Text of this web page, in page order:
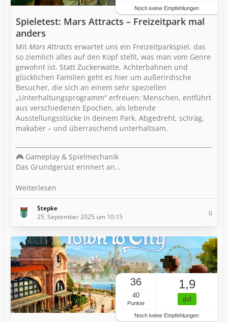
Noch keine Empfehlungen
Spieletest: Mars Attracts – Freizeitpark mal
anders
Mit Mars Attracts erwartet uns ein Freizeitparkspiel, das
so ziemlich alles auf den Kopf stellt, was man vom Genre
gewohnt ist. Statt Zuckerwatte, Achterbahnen und
glücklichen Familien geht es hier um außerirdische
Besucher, die sich an einem sehr speziellen
„Unterhaltungsprogramm“ erfreuen: Menschen, entführt
aus verschiedenen Epochen, als lebende
Ausstellungsstücke in deinem Park. Abgedreht, schräg,
makaber – und überraschend unterhaltsam.
🎮 Gameplay & Spielmechanik
Das Grundgerüst erinnert an…
Weiterlesen
Stepke
25. September 2025 um 10:15
0
36
40
Punkte
1,9
gut
Noch keine Empfehlungen